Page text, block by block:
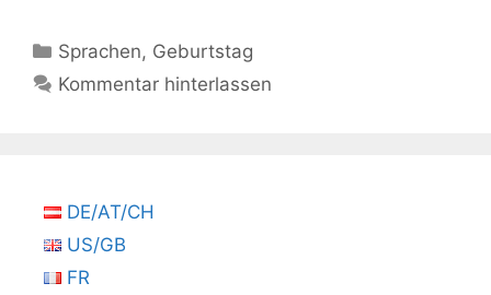
Kategorien
Sprachen, Geburtstag
Kommentar hinterlassen
DE/AT/CH
US/GB
FR